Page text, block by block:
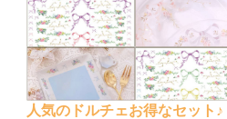
人気のドルチェお得なセット♪